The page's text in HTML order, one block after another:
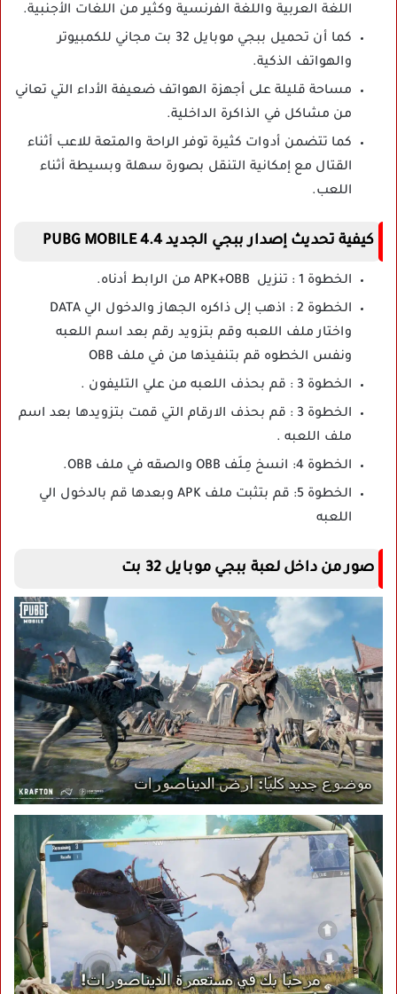
اللغة العربية واللغة الفرنسية وكثير من اللغات الأجنبية.
كما أن تحميل ببجي موبايل 32 بت مجاني للكمبيوتر
والهواتف الذكية.
مساحة قليلة على أجهزة الهواتف ضعيفة الأداء التي تعاني
من مشاكل في الذاكرة الداخلية.
كما تتضمن أدوات كثيرة توفر الراحة والمتعة للاعب أثناء
القتال مع إمكانية التنقل بصورة سهلة وبسيطة أثناء
اللعب.
كيفية تحديث إصدار ببجي الجديد PUBG MOBILE 4.4
الخطوة 1 : تنزيل APK+OBB من الرابط أدناه.
الخطوة 2 : اذهب إلى ذاكره الجهاز والدخول الي DATA
واختار ملف اللعبه وقم بتزويد رقم بعد اسم اللعبه
ونفس الخطوه قم بتنفيذها من في ملف OBB
الخطوة 3 : قم بحذف اللعبه من علي التليفون .
الخطوة 3 : قم بحذف الارقام التي قمت بتزويدها بعد اسم
ملف اللعبه .
الخطوة 4: انسخ مِلَف OBB والصقه في ملف OBB.
الخطوة 5: قم بتثبت ملف APK وبعدها قم بالدخول الي
اللعبه
صور من داخل لعبة ببجي موبايل 32 بت